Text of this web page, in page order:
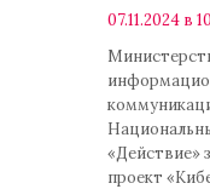
07.11.2024 в
«Действие»
проект